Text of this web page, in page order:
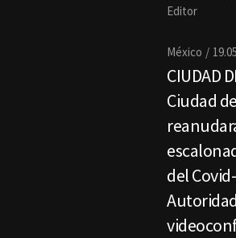
Editor
México
CIUDAD
Ciudad
del